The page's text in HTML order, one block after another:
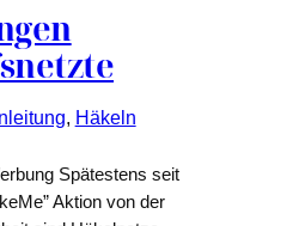
, Häkeln
Spätestens seit
Aktion von der